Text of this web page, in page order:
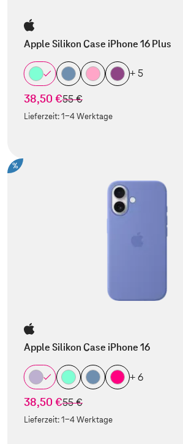
Apple Silikon Case iPhone 16 Plus
+ 5
38,50 €statt
55 €
Lieferzeit:1-4 Werktage
%
Apple Silikon Case iPhone 16
+ 6
38,50 €statt
55 €
Lieferzeit:1-4 Werktage